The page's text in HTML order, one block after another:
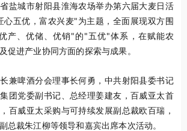
盐城市射阳县淮海农场举办第六届大麦日活
心五优，富农兴麦"为主题，全面展现双方围
产、优储、优销"的"五优"体系，在赋能农
促进产业协同方面的探索与成果。
兼啤酒分会理事长何勇，中共射阳县委书记
团党委副书记、总经理姜建友，百威亚太首
百威亚太采购与可持续发展副总裁欧百瑞，
总裁朱江柳等领导和嘉宾出席本次活动。